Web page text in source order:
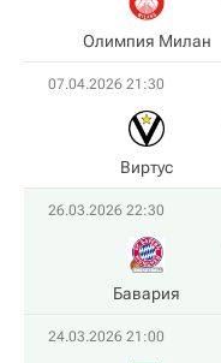
Олимпия Милан
07.04.2026 21:30
Виртус
26.03.2026 22:30
Бавария
24.03.2026 21:00